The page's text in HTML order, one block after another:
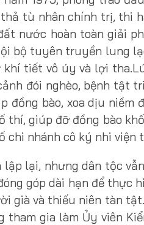
tù nhân chính trị, thi
nước hoàn toàn giải
bộ tuyên truyền lung
tiết vô úy và lợi
đói nghèo, bệnh tật
đồng bào, xoa dịu
thí, giúp đỡ đồng bào
chi nhánh cô ký nhi
lập lại, nhưng dân tộc
góp dài hạn để thực
già và thiếu niên tàn
tham gia làm Ủy viên